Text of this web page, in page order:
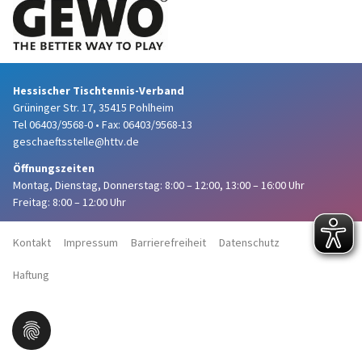
Hessischer Tischtennis-Verband
Grüninger Str. 17, 35415 Pohlheim
Tel 06403/9568-0 • Fax: 06403/9568-13
geschaeftsstelle@httv.de
Öffnungszeiten
Montag, Dienstag, Donnerstag: 8:00 – 12:00, 13:00 – 16:00 Uhr
Freitag: 8:00 – 12:00 Uhr
Kontakt Impressum Barrierefreiheit Datenschutz
Haftung